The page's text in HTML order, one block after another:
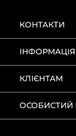
КОНТАКТИ
ІНФОРМАЦІЯ
КЛІЄНТАМ
ОСОБИСТИЙ